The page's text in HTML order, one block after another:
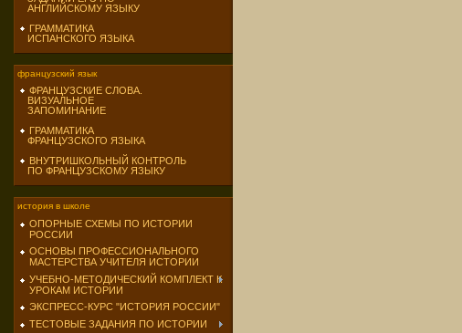
АНГЛИЙСКОМУ ЯЗЫКУ
ГРАММАТИКА
ИСПАНСКОГО ЯЗЫКА
французский язык
ФРАНЦУЗСКИЕ СЛОВА.
ВИЗУАЛЬНОЕ
ЗАПОМИНАНИЕ
ГРАММАТИКА
ФРАНЦУЗСКОГО ЯЗЫКА
ВНУТРИШКОЛЬНЫЙ КОНТРОЛЬ
ПО ФРАНЦУЗСКОМУ ЯЗЫКУ
история в школе
ОПОРНЫЕ СХЕМЫ ПО ИСТОРИИ
РОССИИ
ОСНОВЫ ПРОФЕССИОНАЛЬНОГО
МАСТЕРСТВА УЧИТЕЛЯ ИСТОРИИ
УЧЕБНО-МЕТОДИЧЕСКИЙ КОМПЛЕКТ К
УРОКАМ ИСТОРИИ
ЭКСПРЕСС-КУРС "ИСТОРИЯ РОССИИ"
ТЕСТОВЫЕ ЗАДАНИЯ ПО ИСТОРИИ